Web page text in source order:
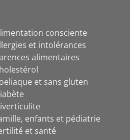
consciente
et intolérances
alimentaires
et sans gluten
enfants et pédiatrie
et santé